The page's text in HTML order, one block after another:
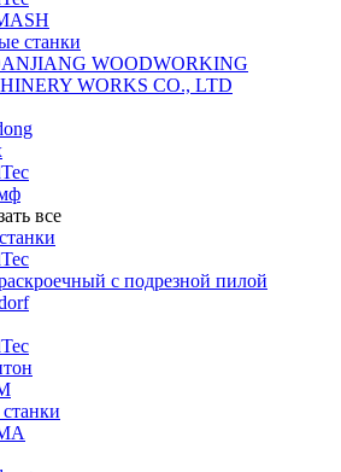
станки
WOODWORKING
WORKS CO., LTD
все
с подрезной пилой